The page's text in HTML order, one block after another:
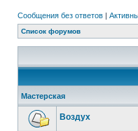
Сообщения без ответов |
Список форумов
Мастерская
Воздух